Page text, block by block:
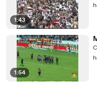
1:43
1:54